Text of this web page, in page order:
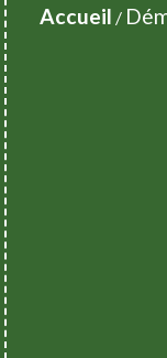
Accueil /